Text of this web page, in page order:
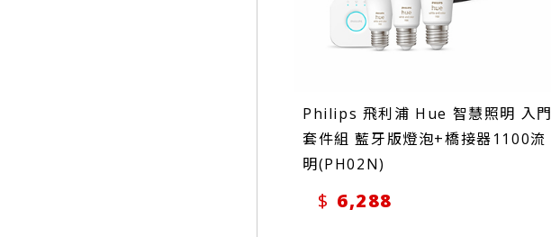
Philips 飛利浦 Hue 智慧照明 入門
套件組 藍牙版燈泡+橋接器1100流
明(PH02N)
6,288